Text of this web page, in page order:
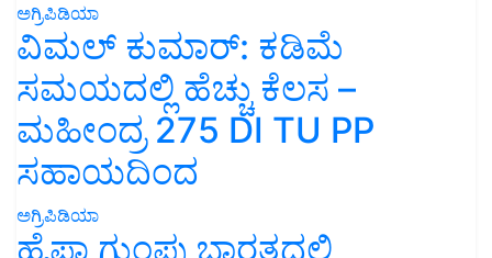
ಅಗ್ರಿಪಿಡಿಯಾ
ವಿಮಲ್ ಕುಮಾರ್: ಕಡಿಮೆ
ಸಮಯದಲ್ಲಿ ಹೆಚ್ಚು ಕೆಲಸ –
ಮಹೀಂದ್ರ 275 DI TU PP
ಸಹಾಯದಿಂದ
ಅಗ್ರಿಪಿಡಿಯಾ
ಹೈಫಾ ಗುಂಪು ಭಾರತದಲ್ಲಿ